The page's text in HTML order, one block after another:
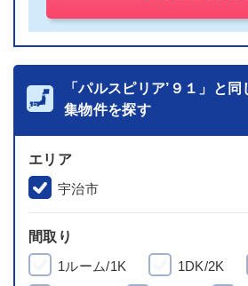
「パルスピリア’９１」と
集物件を探す
エリア
宇治市
間取り
1ルーム/1K
1DK/2K